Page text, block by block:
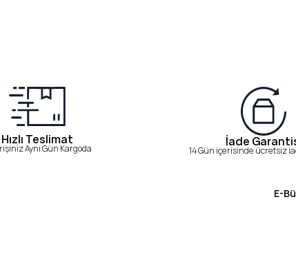
Hızlı Teslimat
Aynı Gün Kargoda İade
14 Gün içerisinde ücretsiz
E-